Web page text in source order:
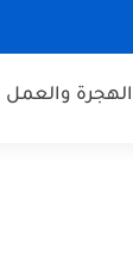
الهجرة والعمل